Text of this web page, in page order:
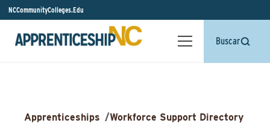
NCCommunityColleges.Edu
Buscar
Apprenticeships /Workforce Support Directory